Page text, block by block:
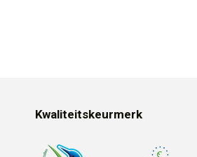
Kwaliteitskeurmerk